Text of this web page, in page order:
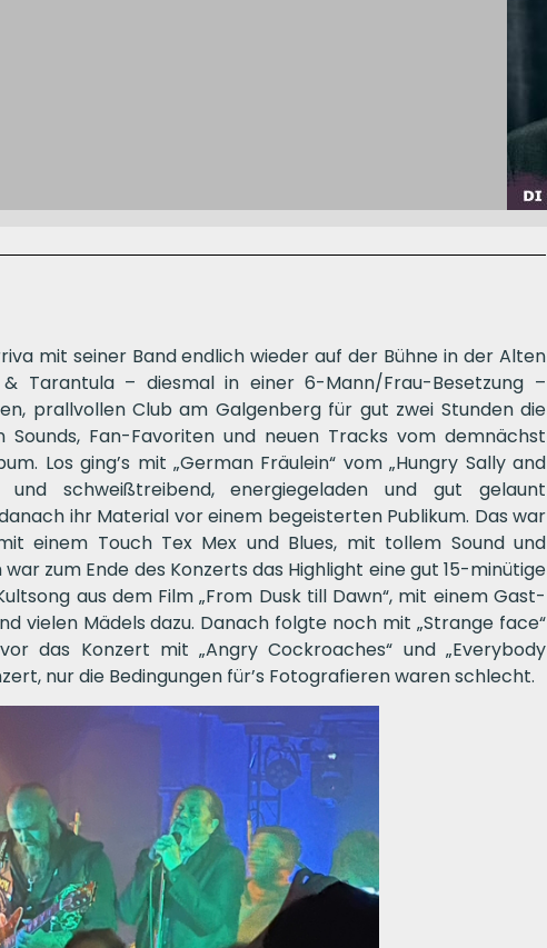
mit seiner Band endlich wieder auf der Bühne in der Alten
Tarantula – diesmal in einer 6-Mann/Frau-Besetzung –
prallvollen Club am Galgenberg für gut zwei Stunden die
Sounds, Fan-Favoriten und neuen Tracks vom demnächst
Los ging’s mit „German Fräulein“ vom „Hungry Sally and
und schweißtreibend, energiegeladen und gut gelaunt
ihr Material vor einem begeisterten Publikum. Das war
einem Touch Tex Mex und Blues, mit tollem Sound und
zum Ende des Konzerts das Highlight eine gut 15-minütige
aus dem Film „From Dusk till Dawn“, mit einem Gast-
vielen Mädels dazu. Danach folgte noch mit „Strange face“
das Konzert mit „Angry Cockroaches“ und „Everybody
nur die Bedingungen für’s Fotografieren waren schlecht.